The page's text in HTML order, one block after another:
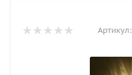
Артикул: